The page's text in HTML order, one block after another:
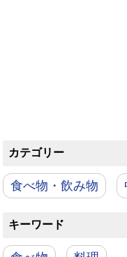
カテゴリー
食べ物・飲み物
キーワード